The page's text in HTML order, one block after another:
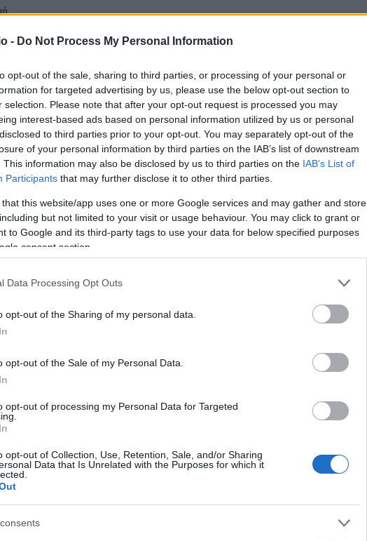
- Do Not Process My Personal Information
opt-out of the sale, sharing to third parties, or processing of your personal or
for targeted advertising by us, please use the below opt-out section to
selection. Please note that after your opt-out request is processed you may
interest-based ads based on personal information utilized by us or personal
to third parties prior to your opt-out. You may separately opt-out of the
of your personal information by third parties on the IAB’s list of downstream
This information may also be disclosed by us to third parties on the IAB’s List of
Participants that may further disclose it to other third parties.
that this website/app uses one or more Google services and may gather and store
but not limited to your visit or usage behaviour. You may click to grant or
to Google and its third-party tags to use your data for below specified purposes
consent section.
Data Processing Opt Outs
opt-out of the Sharing of my personal data.
opt-out of the Sale of my Personal Data.
opt-out of processing my Personal Data for Targeted
opt-out of Collection, Use, Retention, Sale, and/or Sharing
Data that Is Unrelated with the Purposes for which it
της αποφασίζεται αποκλειστικά από το
καλείται να λάβει υπ’ όψιν την ψυχολογική
επιστημονικό συμβούλιο της δομής.
και συνεργάζεται, μπορεί να βγαίνει μόνο του από
Αν βάσει των προσωπικών του εμπειριών
παρουσία συνοδού (μέλους της δομής, ή συγγενή)» είπε
δομή με «πολύ δύσκολες περιπτώσεις κοριτσιών».
Facebook Twitter Pinterest LinkedIn
ο
Παγκοσμίου Πρωταθλήματος MotoGP